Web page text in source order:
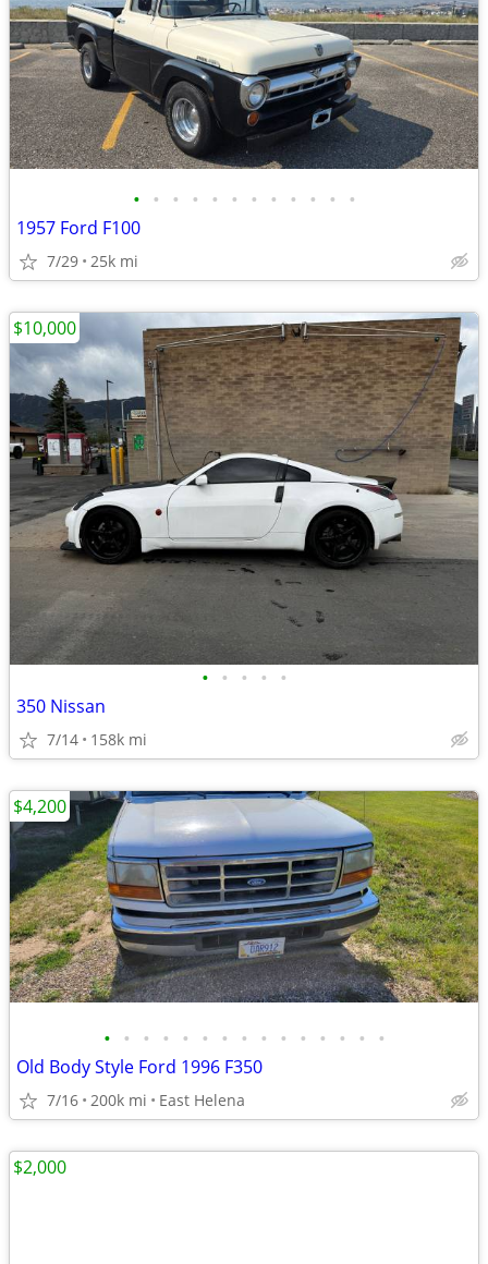
• • • • • • • • • • • •
1957 Ford F100
7/29 25k mi
• • • • •
350 Nissan
7/14 158k mi
$10,000
• • • • • • • • • • • • • • •
Old Body Style Ford 1996 F350
7/16 200k mi East Helena
$4,200
$2,000